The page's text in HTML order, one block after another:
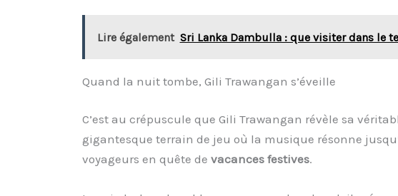
Lire également Sri Lanka Dambulla : que visiter dans le
Quand la nuit tombe, Gili Trawangan s’éveille
C’est au crépuscule que Gili Trawangan révèle sa
gigantesque terrain de jeu où la musique résonne
voyageurs en quête de vacances festives.